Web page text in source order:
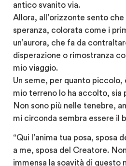
antico svanito via.
Allora, all’orizzonte sento che
speranza, colorata come i
un’aurora, che fa da
disperazione o rimostranza
mio viaggio.
Un seme, per quanto
mio terreno lo ha accolto, sia
Non sono più nelle tenebre,
mi circonda sembra essere il
“Qui l’anima tua posa, sposa
a me, sposa del Creatore.
immensa la soavità di questo